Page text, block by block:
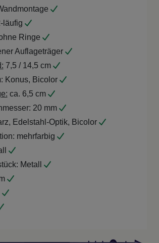
läufig
Ringe
Auflageträger
7,5 / 14,5 cm
Konus, Bicolor
ca. 6,5 cm
20 mm
Edelstahl-Optik, Bicolor
mehrfarbig
Metall